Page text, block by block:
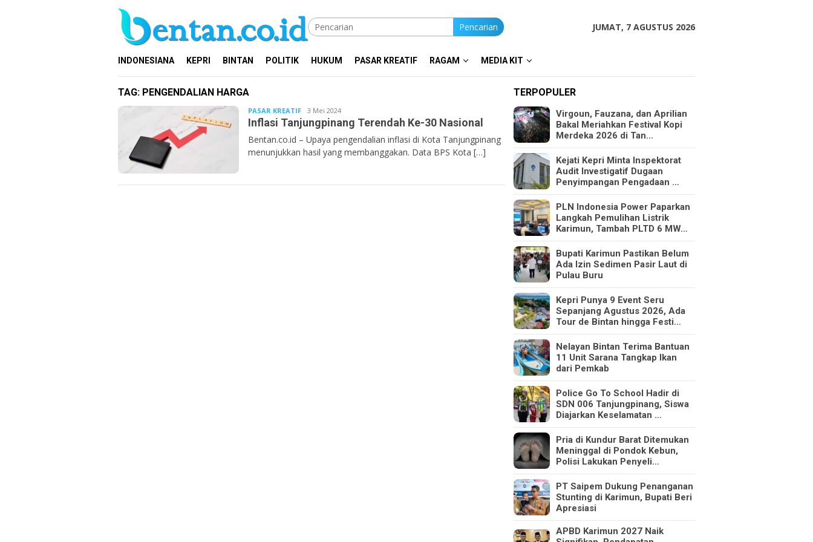
Pencarian JUMAT, 7 AGUSTUS 2026
INDONESIANA KEPRI BINTAN POLITIK HUKUM PASAR KREATIF RAGAM MEDIA KIT
TAG: PENGENDALIAN HARGA
PASAR KREATIF Bentan.co.id
3 Mei 2024
Inflasi Tanjungpinang Terendah Ke-30 Nasional
Bentan.co.id – Upaya pengendalian inflasi di Kota Tanjungpinang
menunjukkan hasil yang membanggakan. Data BPS Kota […]
TERPOPULER
Virgoun, Fauzana, dan Aprilian
Bakal Meriahkan Festival Kopi
Merdeka 2026 di Tan…
Kejati Kepri Minta Inspektorat
Audit Investigatif Dugaan
Penyimpangan Pengadaan …
PLN Indonesia Power Paparkan
Langkah Pemulihan Listrik
Karimun, Tambah PLTD 6 MW…
Bupati Karimun Pastikan Belum
Ada Izin Sedimen Pasir Laut di
Pulau Buru
Kepri Punya 9 Event Seru
Sepanjang Agustus 2026, Ada
Tour de Bintan hingga Festi…
Nelayan Bintan Terima Bantuan
11 Unit Sarana Tangkap Ikan
dari Pemkab
Police Go To School Hadir di
SDN 006 Tanjungpinang, Siswa
Diajarkan Keselamatan …
Pria di Kundur Barat Ditemukan
Meninggal di Pondok Kebun,
Polisi Lakukan Penyeli…
PT Saipem Dukung Penanganan
Stunting di Karimun, Bupati Beri
Apresiasi
APBD Karimun 2027 Naik